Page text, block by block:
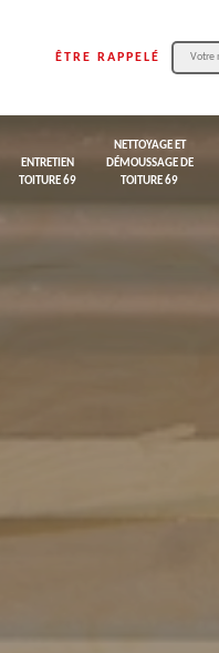
ÊTRE RAPPELÉ
ENTRETIEN
TOITURE 69
NETTOYAGE ET
DÉMOUSSAGE DE
TOITURE 69